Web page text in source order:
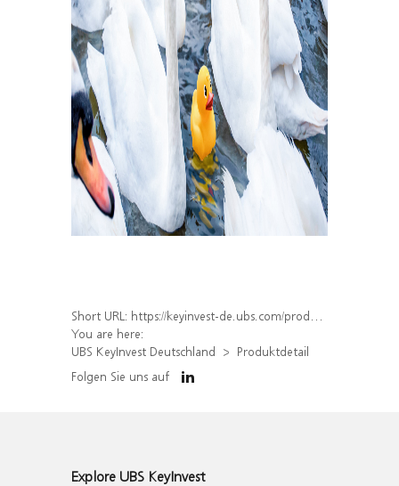
Short URL: https://keyinvest-de.ubs.com/produkt/detail/index/isin/DE000WA7LER9
You are here:
UBS KeyInvest Deutschland
Produktdetail
Folgen Sie uns auf
Explore UBS KeyInvest